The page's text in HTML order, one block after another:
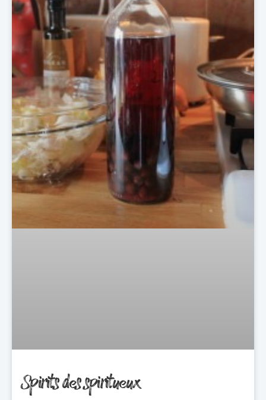
Spirits des spiritueux